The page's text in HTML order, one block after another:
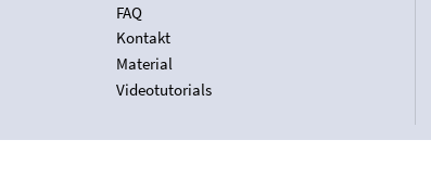
FAQ
Kontakt
Material
Videotutorials